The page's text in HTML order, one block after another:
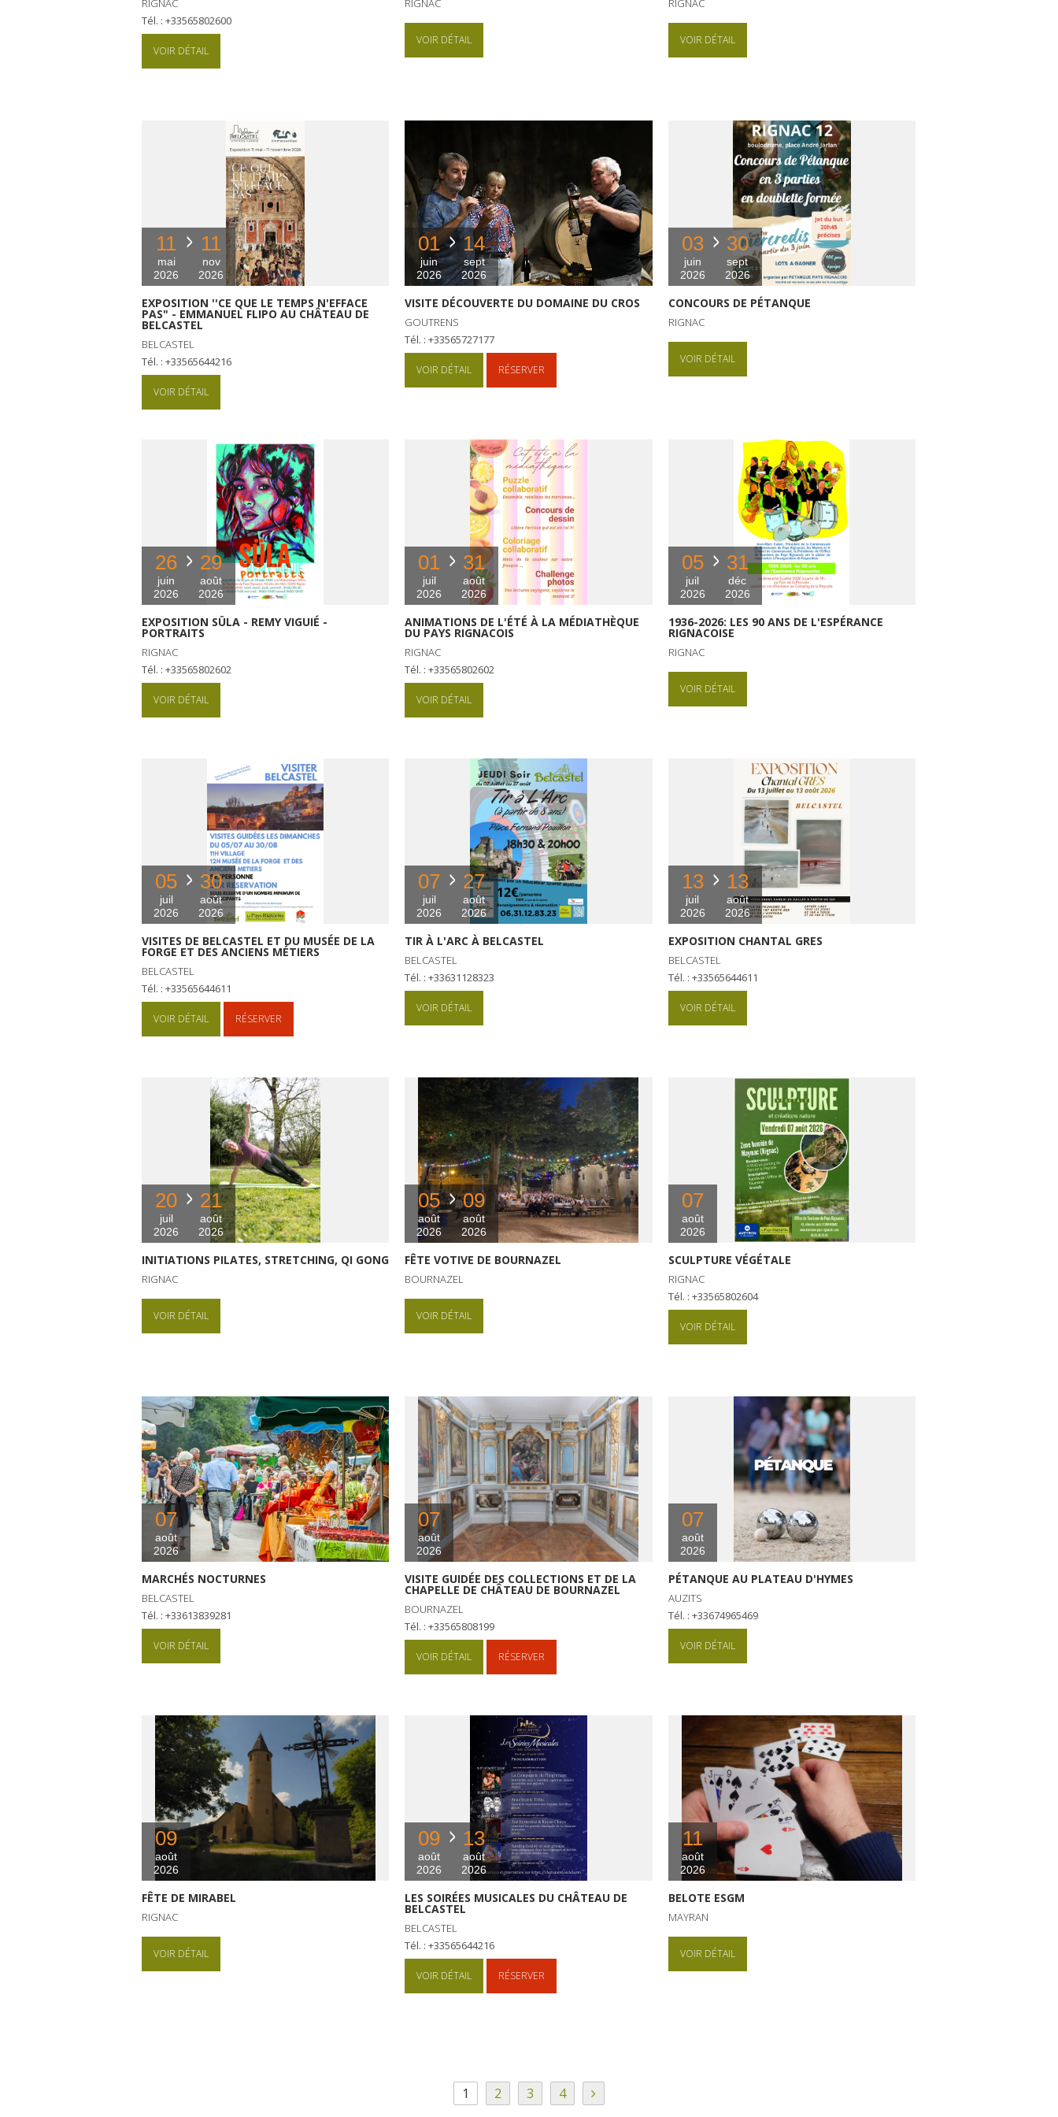
RIGNAC
Tél. : +33565802600
VOIR DÉTAIL
RIGNAC
VOIR DÉTAIL
RIGNAC
VOIR DÉTAIL
11
mai
2026
11
nov
2026
EXPOSITION ''CE QUE LE TEMPS N'EFFACE
PAS" - EMMANUEL FLIPO AU CHÂTEAU DE
BELCASTEL
BELCASTEL
Tél. : +33565644216
VOIR DÉTAIL
01
juin
2026
14
sept
2026
VISITE DÉCOUVERTE DU DOMAINE DU CROS
GOUTRENS
Tél. : +33565727177
VOIR DÉTAIL RÉSERVER
03
juin
2026
30
sept
2026
CONCOURS DE PÉTANQUE
RIGNAC
VOIR DÉTAIL
26
juin
2026
29
août
2026
EXPOSITION SÜLA - REMY VIGUIÉ -
PORTRAITS
RIGNAC
Tél. : +33565802602
VOIR DÉTAIL
01
juil
2026
31
août
2026
ANIMATIONS DE L'ÉTÉ À LA MÉDIATHÈQUE
DU PAYS RIGNACOIS
RIGNAC
Tél. : +33565802602
VOIR DÉTAIL
05
juil
2026
31
déc
2026
1936-2026: LES 90 ANS DE L'ESPÉRANCE
RIGNACOISE
RIGNAC
VOIR DÉTAIL
05
juil
2026
30
août
2026
VISITES DE BELCASTEL ET DU MUSÉE DE LA
FORGE ET DES ANCIENS MÉTIERS
BELCASTEL
Tél. : +33565644611
VOIR DÉTAIL RÉSERVER
07
juil
2026
27
août
2026
TIR À L'ARC À BELCASTEL
BELCASTEL
Tél. : +33631128323
VOIR DÉTAIL
13
juil
2026
13
août
2026
EXPOSITION CHANTAL GRES
BELCASTEL
Tél. : +33565644611
VOIR DÉTAIL
20
juil
2026
21
août
2026
INITIATIONS PILATES, STRETCHING, QI GONG
RIGNAC
VOIR DÉTAIL
05
août
2026
09
août
2026
FÊTE VOTIVE DE BOURNAZEL
BOURNAZEL
VOIR DÉTAIL
07
août
2026
SCULPTURE VÉGÉTALE
RIGNAC
Tél. : +33565802604
VOIR DÉTAIL
07
août
2026
MARCHÉS NOCTURNES
BELCASTEL
Tél. : +33613839281
VOIR DÉTAIL
07
août
2026
VISITE GUIDÉE DES COLLECTIONS ET DE LA
CHAPELLE DE CHÂTEAU DE BOURNAZEL
BOURNAZEL
Tél. : +33565808199
VOIR DÉTAIL RÉSERVER
07
août
2026
PÉTANQUE AU PLATEAU D'HYMES
AUZITS
Tél. : +33674965469
VOIR DÉTAIL
09
août
2026
FÊTE DE MIRABEL
RIGNAC
VOIR DÉTAIL
09
août
2026
13
août
2026
LES SOIRÉES MUSICALES DU CHÂTEAU DE
BELCASTEL
BELCASTEL
Tél. : +33565644216
VOIR DÉTAIL RÉSERVER
11
août
2026
BELOTE ESGM
MAYRAN
VOIR DÉTAIL
1 2 3 4